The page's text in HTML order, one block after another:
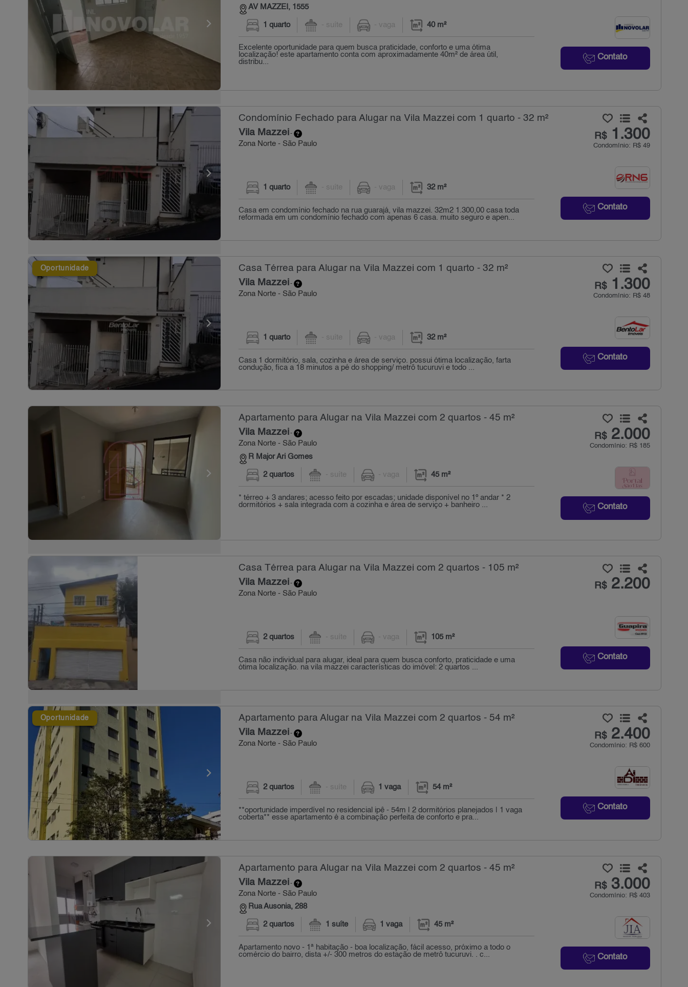
AV MAZZEI, 1555
Contato
1 quarto - suíte - vaga 40 m²
Excelente oportunidade para quem busca praticidade, conforto e uma ótima
localização! este apartamento conta com aproximadamente 40m² de área útil,
distribu...
Condomínio Fechado para Alugar na Vila Mazzei com 1 quarto - 32 m²
Vila Mazzei-
Zona Norte - São Paulo
R$1.300
Condomínio: R$ 49
Contato
1 quarto - suíte - vaga 32 m²
Casa em condomínio fechado na rua guarajá, vila mazzei. 32m2 1.300,00 casa toda
reformada em um condomínio fechado com apenas 6 casa. muito seguro e apen...
Oportunidade Casa Térrea para Alugar na Vila Mazzei com 1 quarto - 32 m²
Vila Mazzei-
Zona Norte - São Paulo
R$1.300
Condomínio: R$ 48
Contato
1 quarto - suíte - vaga 32 m²
Casa 1 dormitório, sala, cozinha e área de serviço. possui ótima localização, farta
condução, fica a 18 minutos a pé do shopping/ metrô tucuruvi e todo ...
Apartamento para Alugar na Vila Mazzei com 2 quartos - 45 m²
Vila Mazzei -
Zona Norte - São Paulo
R Major Ari Gomes
R$2.000
Condomínio: R$ 185
Contato
2 quartos - suíte - vaga 45 m²
* térreo + 3 andares; acesso feito por escadas; unidade disponível no 1º andar * 2
dormitórios + sala integrada com a cozinha e área de serviço + banheiro ...
Casa Térrea para Alugar na Vila Mazzei com 2 quartos - 105 m²
Vila Mazzei-
Zona Norte - São Paulo
R$2.200
Contato
2 quartos - suíte - vaga 105 m²
Casa não individual para alugar, ideal para quem busca conforto, praticidade e uma
ótima localização. na vila mazzei características do imóvel: 2 quartos ...
Oportunidade Apartamento para Alugar na Vila Mazzei com 2 quartos - 54 m²
Vila Mazzei-
Zona Norte - São Paulo
R$2.400
Condomínio: R$ 600
Contato
2 quartos - suíte 1 vaga 54 m²
**oportunidade imperdível no residencial ipê - 54m | 2 dormitórios planejados | 1 vaga
coberta** esse apartamento é a combinação perfeita de conforto e pra...
Apartamento para Alugar na Vila Mazzei com 2 quartos - 45 m²
Vila Mazzei-
Zona Norte - São Paulo
Rua Ausonia, 288
R$3.000
Condomínio: R$ 403
Contato
2 quartos 1 suíte 1 vaga 45 m²
Apartamento novo - 1ª habitação - boa localização, fácil acesso, próximo a todo o
comércio do bairro, dista +/- 300 metros do estação de metrô tucuruvi. . c...